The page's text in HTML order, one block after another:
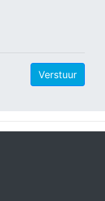
Verstuur